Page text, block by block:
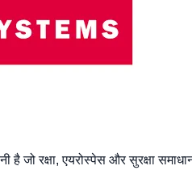
जो रक्षा, एयरोस्पेस और सुरक्षा